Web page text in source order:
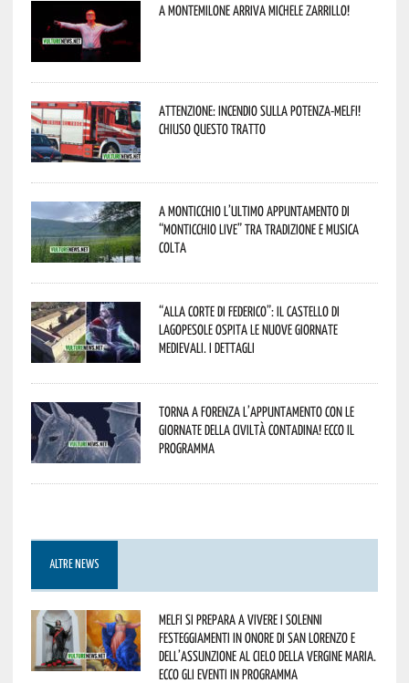
A Montemilone arriva Michele Zarrillo!
Attenzione: incendio sulla Potenza-Melfi!
Chiuso questo tratto
A Monticchio l’ultimo appuntamento di
“Monticchio Live” tra tradizione e musica
colta
“Alla corte di Federico”: il Castello di
Lagopesole ospita le nuove Giornate
Medievali. I dettagli
Torna a Forenza l’appuntamento con le
Giornate della Civiltà Contadina! Ecco il
programma
ALTRE NEWS
Melfi si prepara a vivere i solenni
festeggiamenti in onore di San Lorenzo e
dell’assunzione al cielo della Vergine Maria.
Ecco gli eventi in programma